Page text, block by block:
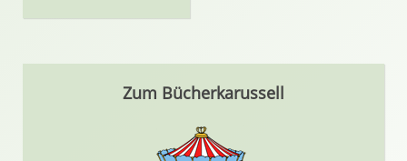
Zum Bücherkarussell